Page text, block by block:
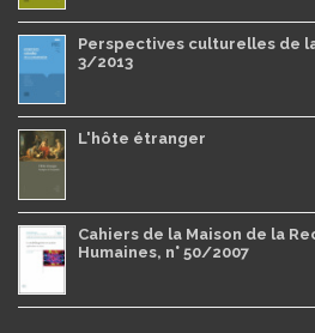
Perspectives culturelles de
3/2013
L'hôte étranger
Cahiers de la Maison de la
Humaines, n° 50/2007